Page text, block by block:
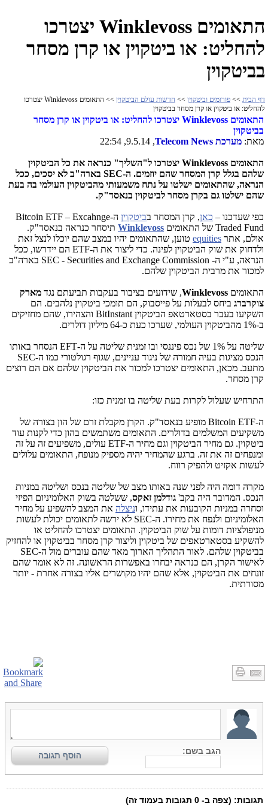
התאומים Winklevoss יצטרכו
להחליט: או ביטקוין או קרן מסחר
בביטקוין
דף הבית >> פורומים וביטקוין >> חדשות עולם הביטקוין
>> התאומים Winklevoss יצטרכו
להחליט: או ביטקוין או קרן מסחר בביטקוין
התאומים Winklevoss יצטרכו להחליט: או ביטקוין או קרן מסחר
בביטקוין
מאת: מערכת Telecom News
, 9.5.14, 22:54
התאומים Winklevoss יצטרכו ל"השליך" כנראה את כל הביטקוין
שלהם בגלל קרן המסחר שהם יוזמים. ה-SEC בארה"ב לא יסכים, ככל
הנראה, שהתאומים ישלטו על נתח משמעותי מהביטקוין העולמי בה בעת
שהם ישלטו גם בקרן מסחר לביטקוין בנאסד"ק.
כפי שעדכנו – כאן, קרן המסחר בביטקוין ה-Bitcoin ETF – Excahnge
Traded Fund של התאומים Winklevoss תיסחר כנראה בנאסד"ק.
אולם, אתר equities טוען, שהתאומים יהיו במצב שהם יוכלו לנצל זאת
ולדחוק את שוק הביטקוין לפינה. כדי ליצור את ה-ETF הם יידרשו, ככל
הנראה, ע"י ה- SEC - Securities and Exchange Commission בארה"ב
למכור את מרבית הביטקוין שלהם.
התאומים Winklevoss, שידועים בציבור בעקבות תביעתם נגד מארק
צוקרברג ביחס לבעלות על פייסבוק, הם תומכי ביטקוין נלהבים. הם
השקיעו בעבר בסטארטאפ הביטקוין BitInstant והצהירו, שהם מחזיקים
ב-1% מהביטקוין העולמי, שערכו כעת כ-64 מיליון דולרים.
שליטה על 1% של נכס פיננסי ובו זמנית שליטה על ה- EFT הנסחר באותו
הנכס מציגות בעיה חמורה של ניגוד עניינים, שגוף רגולטורי כמו ה-SEC
מתעב. מכאן, התאומים יצטרכו למכור את הביטקוין שלהם אם הם רוצים
קרן מסחר.
התרחיש שעלול לקרות בעת שליטה בו זמנית כזו:
ה-Bitcoin ETF מופיע בנאסד"ק. הקרן מקבלת זרם של הון בצורה של
משקיעים המשלמים בדולרים. התאומים משתמשים בהון כדי לקנות עוד
ביטקוין. גם מחיר הביטקוין וגם מחיר ה-ETF עולים, משפיעים זה על זה
ומנפחים זה את זה. ברגע שהמחיר יהיה מספיק מנופח, התאומים עלולים
לעשות אקזיט ולהפיק רווח.
מקרה דומה היה לפני שנה באותו מצב של שליטה בנכס ושליטה במניות
הנכס. המדובר היה בקב' גודלמן זאקס, ששלטה בשוק האלומיניום הפיזי
וסחרה במניות הקובעות את עתידו, וניצלה את המצב להשפיע על מחיר
האלומיניום ולנפח את מחירו. ה-SEC לא ירשה לתאומים יכולת לעשות
מניפולציות דומות על שוק הביטקוין. התאומים יצטרכו להחליט או
להשקיע בסטארטאפים של ביטקוין וליצור קרן מסחר בביטקוין או להחזיק
בביטקוין שלהם. לאור התהליך הארוך מאד שהם עוברים מול ה-SEC
לאישור הקרן, הם כנראה יבחרו באפשרות הראשונה. זה לא אומר שהם
זונחים את הביטקוין, אלא שהם יהיו מקושרים אליו בצורה אחרת - יותר
מסורתית.